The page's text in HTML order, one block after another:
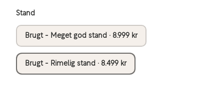
Stand
Brugt - Meget god stand · 8.999 kr
Brugt - Rimelig stand · 8.499 kr